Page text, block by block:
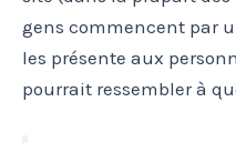
gens commencent par
les présente aux
pourrait ressembler à